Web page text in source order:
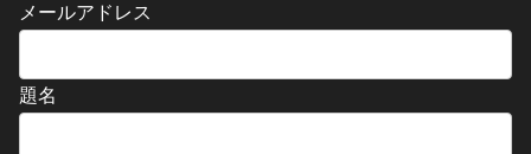
メールアドレス
題名